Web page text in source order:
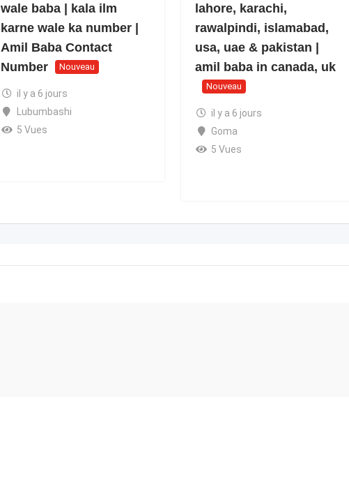
wale baba | kala ilm
karne wale ka number |
Amil Baba Contact
Number
Nouveau
il y a 6 jours
Lubumbashi
5 Vues
lahore, karachi,
rawalpindi, islamabad,
usa, uae & pakistan |
amil baba in canada, uk
Nouveau
il y a 6 jours
Goma
5 Vues